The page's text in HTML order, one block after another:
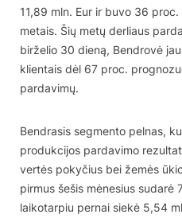
11,89 mln. Eur ir buvo 36
metais. Šių metų derliaus
birželio 30 dieną, Bendrovė
klientais dėl 67 proc.
pardavimų.
Bendrasis segmento pelnas,
produkcijos pardavimo
vertės pokyčius bei žemės
pirmus šešis mėnesius sudarė
laikotarpiu pernai siekė 5,54